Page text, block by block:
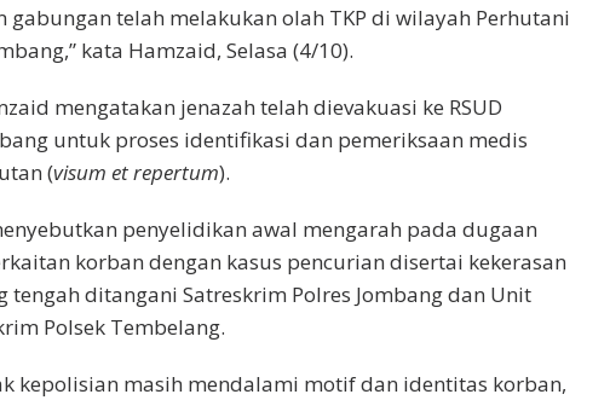
gabungan telah melakukan olah TKP di wilayah Perhutani
kata Hamzaid, Selasa (4/10).
mengatakan jenazah telah dievakuasi ke RSUD
untuk proses identifikasi dan pemeriksaan medis
(visum et repertum).
penyelidikan awal mengarah pada dugaan
korban dengan kasus pencurian disertai kekerasan
tengah ditangani Satreskrim Polres Jombang dan Unit
Polsek Tembelang.
kepolisian masih mendalami motif dan identitas korban,